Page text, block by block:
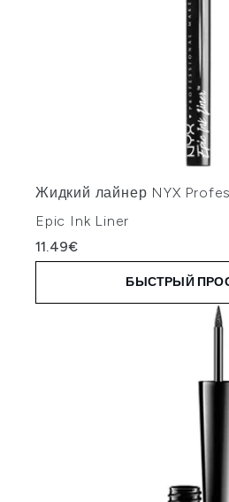
Жидкий лайнер NYX
Epic Ink Liner
11.49€
БЫСТРЫЙ